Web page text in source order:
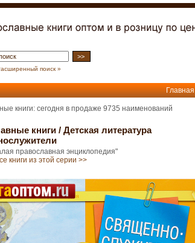
поиск »
Главная
книги: сегодня в продаже 9735 наименований
книги / Детская литература
православная энциклопедия"
книги из этой серии >>